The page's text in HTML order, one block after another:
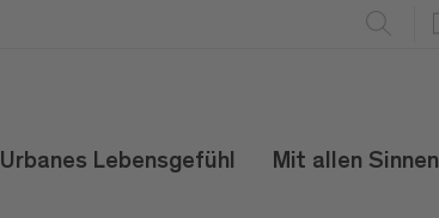
Urbanes Lebensgefühl Mit allen Sinnen